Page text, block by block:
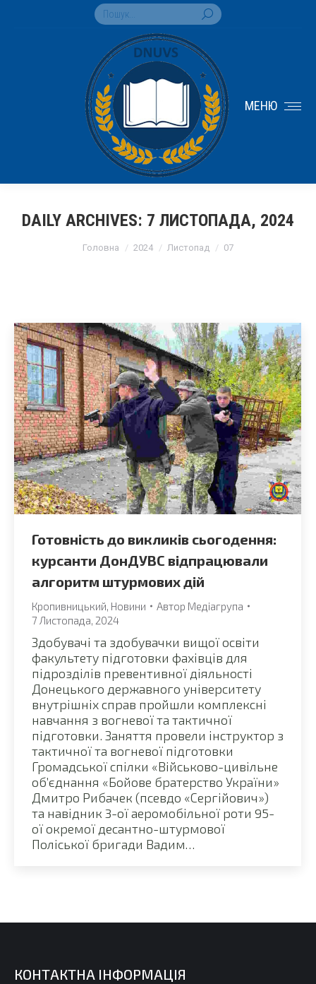
Search:
МЕНЮ
DAILY ARCHIVES: 7 ЛИСТОПАДА, 2024
Головна 2024 Листопад 07
Готовність до викликів сьогодення:
курсанти ДонДУВС відпрацювали
алгоритм штурмових дій
Кропивницький, Новини Автор Медіагрупа
7 Листопада, 2024
Здобувачі та здобувачки вищої освіти
факультету підготовки фахівців для
підрозділів превентивної діяльності
Донецького державного університету
внутрішніх справ пройшли комплексні
навчання з вогневої та тактичної
підготовки. Заняття провели інструктор з
тактичної та вогневої підготовки
Громадської спілки «Військово-цивільне
об’єднання «Бойове братерство України»
Дмитро Рибачек (псевдо «Сергійович»)
та навідник 3-ої аеромобільної роти 95-
ої окремої десантно-штурмової
Поліської бригади Вадим…
КОНТАКТНА ІНФОРМАЦІЯ